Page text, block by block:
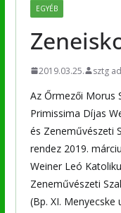
EGYÉB
2019.03.25. sztg
Az Őrmezői Morus
Primissima Díjas
és Zeneművészeti
rendez 2019.
Weiner Leó
Zeneművészeti
(Bp. XI. Menyecske